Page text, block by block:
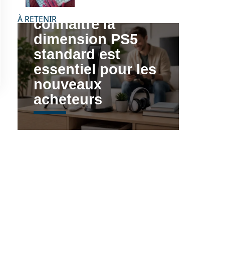
À RETENIR
Pourquoi
connaître la
dimension PS5
standard est
essentiel pour les
nouveaux
acheteurs